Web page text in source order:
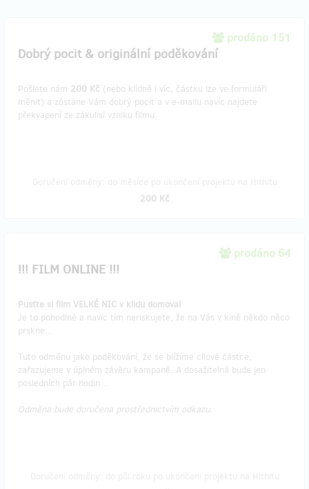
prodáno 151
Dobrý pocit & originální poděkování
Pošlete nám 200 Kč (nebo klidně i víc, částku lze ve formuláři
měnit) a zůstane Vám dobrý pocit a v e-mailu navíc najdete
překvapení ze zákulisí vzniku filmu.
200 Kč
prodáno 64
!!! FILM ONLINE !!!
Pusťte si film VELKÉ NIC v klidu domova!
Je to pohodlné a navíc tím neriskujete, že na Vás v kině někdo něco
prskne...
Tuto odměnu jako poděkování, že se blížíme cílové částce,
zařazujeme v úplném závěru kampaně. A dosažitelná bude jen
posledních pár hodin...
Odměna bude doručena prostřednictvím odkazu.